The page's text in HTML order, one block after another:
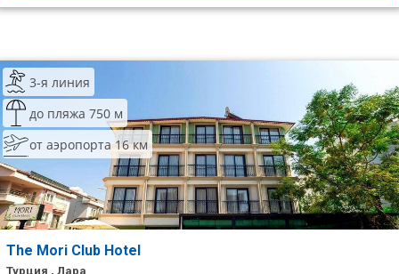
3-я линия
до пляжа 750 м
от аэропорта 16 км
The Mori Club Hotel
Турция , Лара